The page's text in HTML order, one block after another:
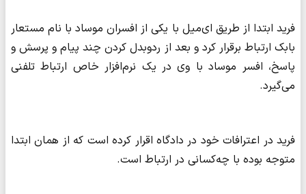
فرید ابتدا از طریق ای‌میل با یکی از افسران موساد با نام مستعار
بابک ارتباط برقرار کرد و بعد از ردوبدل کردن چند پیام و پرسش و
پاسخ، افسر موساد با وی در یک نرم‌افزار خاص ارتباط تلفنی
می‌گیرد.
فرید در اعترافات خود در دادگاه اقرار کرده است که از همان ابتدا
متوجه بوده با چه‌کسانی در ارتباط است.